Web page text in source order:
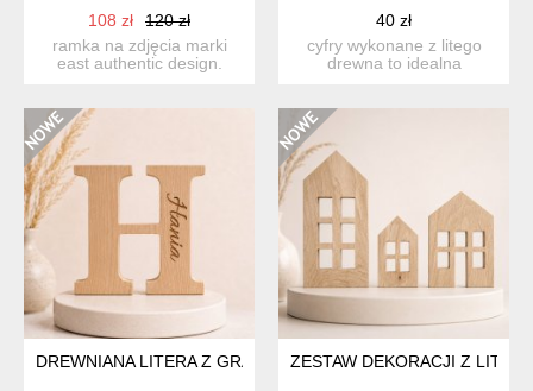
108 zł
120 zł
ramka na zdjęcia marki
east authentic design.
40 zł
cyfry wykonane z litego
drewna to idealna
DREWNIANA LITERA Z GRAWEREM, 20CM, LITERY Z
ZESTAW DEKORACJI Z